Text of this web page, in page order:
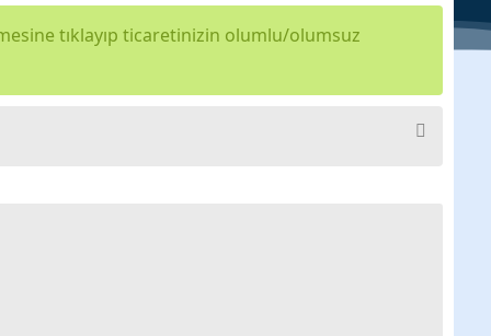
tıklayıp ticaretinizin olumlu/olumsuz